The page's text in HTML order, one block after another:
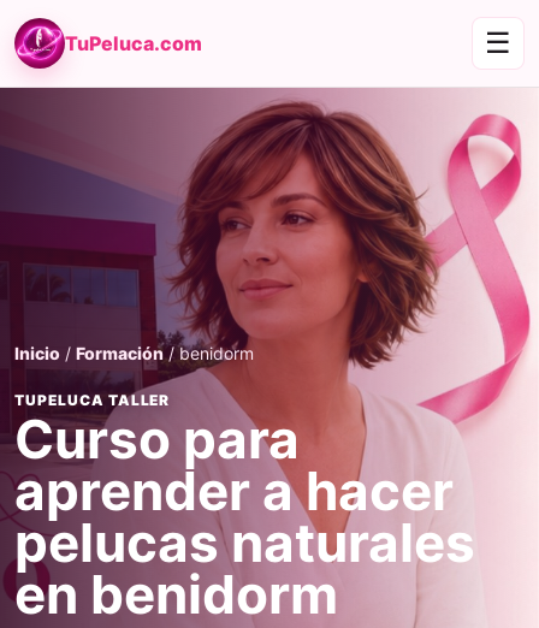
TuPeluca.com ☰
Inicio / Formación / benidorm
TUPELUCA TALLER
Curso para
aprender a hacer
pelucas naturales
en benidorm